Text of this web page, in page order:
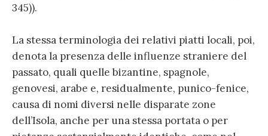
345)).
La stessa terminologia dei relativi piatti locali, poi,
denota la presenza delle influenze straniere del
passato, quali quelle bizantine, spagnole,
genovesi, arabe e, residualmente, punico-fenice,
causa di nomi diversi nelle disparate zone
dell’Isola, anche per una stessa portata o per